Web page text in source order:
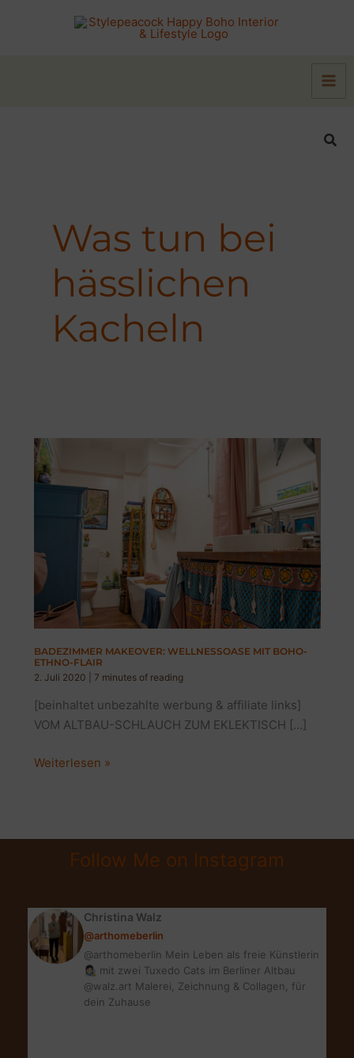
Was tun bei
hässlichen
Kacheln
BADEZIMMER MAKEOVER: WELLNESSOASE MIT BOHO-
ETHNO-FLAIR
2. Juli 2020
7 minutes of reading
[beinhaltet unbezahlte werbung & affiliate links]
VOM ALTBAU-SCHLAUCH ZUM EKLEKTISCH […]
BADEZIMMER
BOHO-
ETHNO-
Weiterlesen »
Follow Me on Instagram
Christina Walz
@arthomeberlin
@arthomeberlin Mein Leben als freie Künstlerin
👩🏻‍🎨 mit zwei Tuxedo Cats im Berliner Altbau
@walz.art Malerei, Zeichnung & Collagen, für
dein Zuhause